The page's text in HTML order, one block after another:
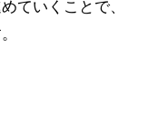
ていくことで、